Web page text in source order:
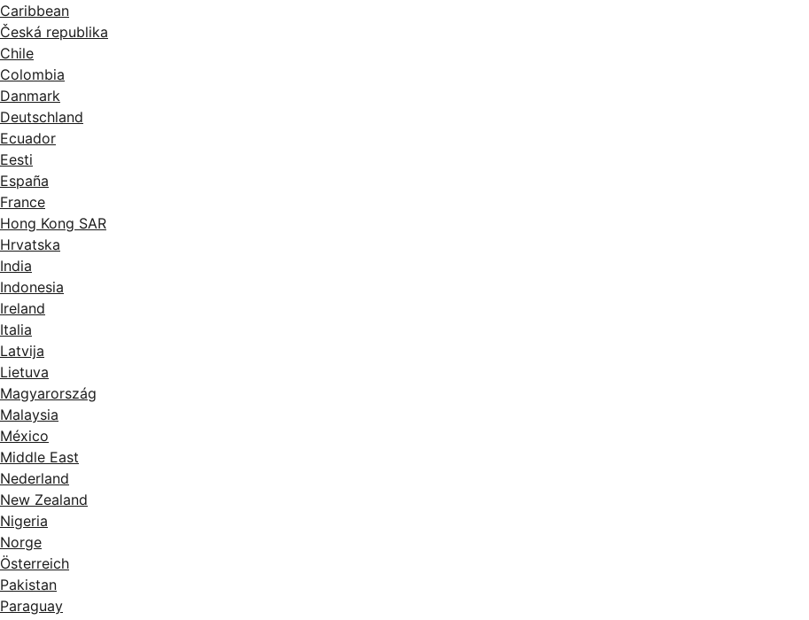
Caribbean
Česká republika
Chile
Colombia
Danmark
Deutschland
Ecuador
Eesti
España
France
Hong Kong SAR
Hrvatska
India
Indonesia
Ireland
Italia
Latvija
Lietuva
Magyarország
Malaysia
México
Middle East
Nederland
New Zealand
Nigeria
Norge
Österreich
Pakistan
Paraguay